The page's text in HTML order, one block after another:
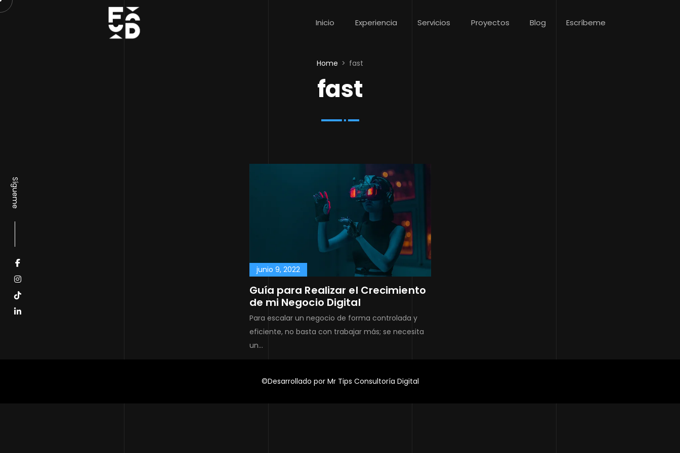
Inicio Experiencia Servicios Proyectos Blog Escríbeme
Sígueme
Home fast
fast
junio 9, 2022
Guía para Realizar el Crecimiento
de mi Negocio Digital
Para escalar un negocio de forma controlada y
eficiente, no basta con trabajar más; se necesita
un…
©Desarrollado por Mr Tips Consultoría Digital